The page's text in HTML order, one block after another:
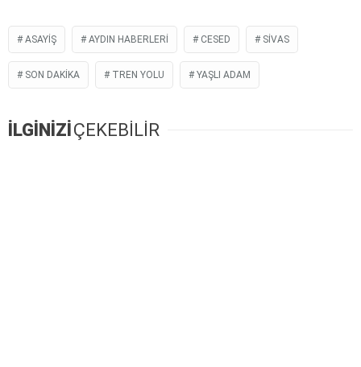
ASAYIŞ AYDIN HABERLERI CESED SIVAS
SON DAKIKA TREN YOLU YAŞLI ADAM
İLGİNİZİÇEKEBİLİR